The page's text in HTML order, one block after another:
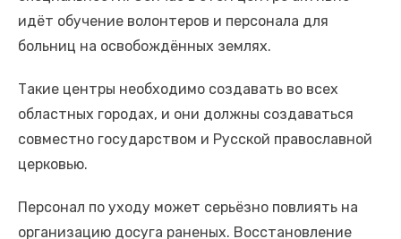
идёт обучение волонтеров и персонала для
больниц на освобождённых землях.
Такие центры необходимо создавать во всех
областных городах, и они должны создаваться
совместно государством и Русской православной
церковью.
Персонал по уходу может серьёзно повлиять на
организацию досуга раненых. Восстановление